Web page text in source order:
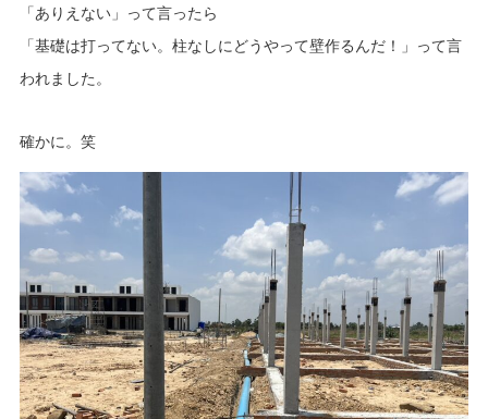
「ありえない」って言ったら
「基礎は打ってない。柱なしにどうやって壁作るんだ！」って言
われました。
確かに。笑